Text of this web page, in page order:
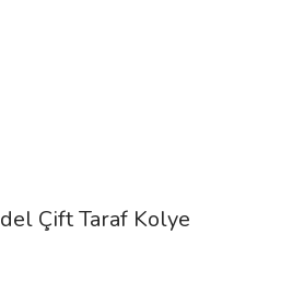
Çift Taraf Kolye